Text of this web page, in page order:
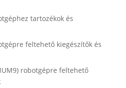
tartozékok és
feltehető kiegészítők és
robotgépre feltehető